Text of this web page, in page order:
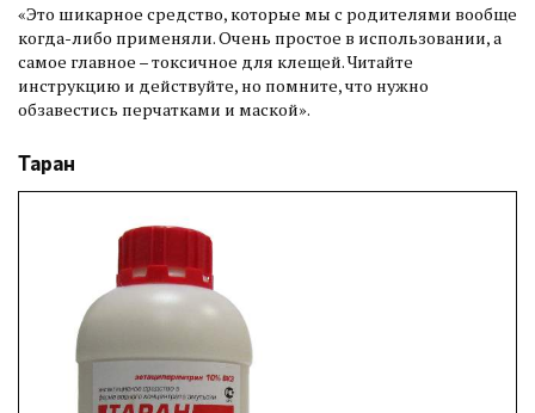
«Это шикарное средство, которые мы с родителями вообще
когда-либо применяли. Очень простое в использовании, а
самое главное – токсичное для клещей. Читайте
инструкцию и действуйте, но помните, что нужно
обзавестись перчатками и маской».
Таран